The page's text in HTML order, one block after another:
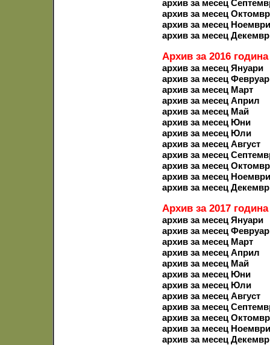
архив за месец
архив за месец
архив за месец Ноември
архив за месец
Архив за 2016 година
архив за месец Януари
архив за месец
архив за месец Март
архив за месец Април
архив за месец Май
архив за месец Юни
архив за месец Юли
архив за месец Август
архив за месец
архив за месец
архив за месец Ноември
архив за месец
Архив за 2017 година
архив за месец Януари
архив за месец
архив за месец Март
архив за месец Април
архив за месец Май
архив за месец Юни
архив за месец Юли
архив за месец Август
архив за месец
архив за месец
архив за месец Ноември
архив за месец